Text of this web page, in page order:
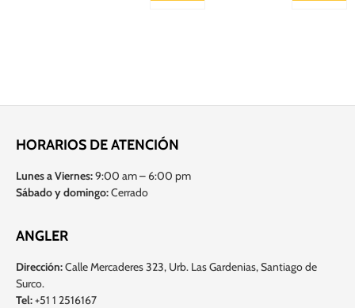
HORARIOS DE ATENCIÓN
Lunes a Viernes:9:00 am – 6:00 pm
Sábado y domingo:Cerrado
ANGLER
Dirección:Calle Mercaderes 323, Urb. Las Gardenias, Santiago de
Surco.
Tel:+51 1 2516167